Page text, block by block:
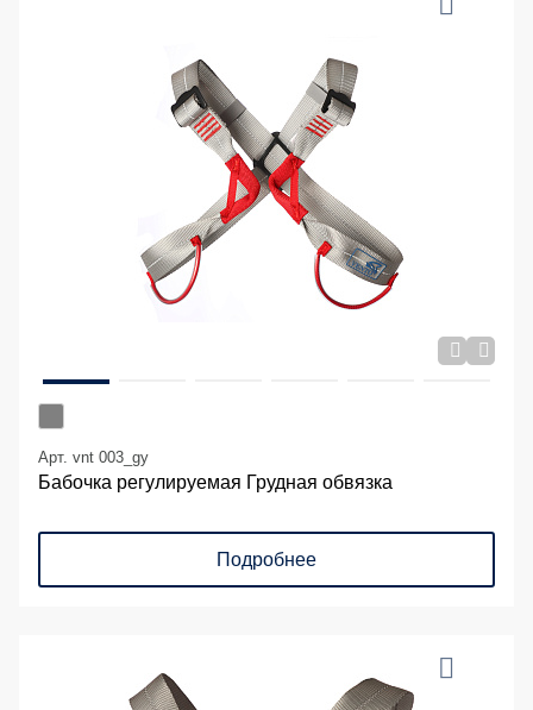
Арт. vnt 003_gy
Бабочка регулируемая Грудная обвязка
Подробнее